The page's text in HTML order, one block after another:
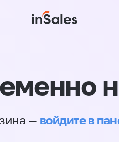
— войдите в